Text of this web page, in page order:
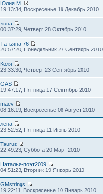
Юлия М.
19:13:34, Воскресенье 19 Декабрь 2010
лена
00:37:29, Четверг 28 Октябрь 2010
Татьяна-76
20:57:20, Понедельник 27 Сентябрь 2010
Коля
23:33:30, Четверг 23 Сентябрь 2010
GAS
19:47:17, Пятница 17 Сентябрь 2010
maev
08:16:19, Воскресенье 08 Август 2010
лена
23:52:52, Пятница 11 Июнь 2010
Taurus
22:49:23, Суббота 20 Март 2010
Наталья-поэт2009
04:51:23, Вторник 19 Январь 2010
GMstrings
19:22:11, Воскресенье 10 Январь 2010